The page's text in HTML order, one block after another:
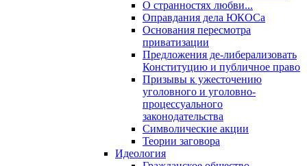
О странностях любви...
Оправдания дела ЮКОСа
Основания пересмотра
приватизации
Предложения де-либерализовать
Конституцию и публичное право
Призывы к ужесточению
уголовного и уголовно-
процессуального
законодательства
Символические акции
Теории заговора
Идеология